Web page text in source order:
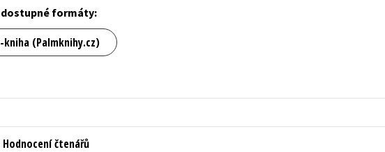
Komiks
formáty:
kniha (Palmknihy.cz)
Hodnocení čtenářů